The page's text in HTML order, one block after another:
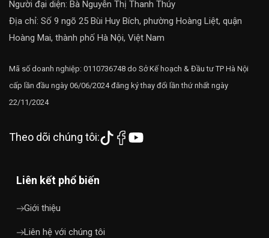
Người đại diện: Bà Nguyễn Thị Thanh Thúy
Địa chỉ: Số 9 ngõ 25 Bùi Huy Bích, phường Hoàng Liệt, quận
Hoàng Mai, thành phố Hà Nội, Việt Nam
Mã số doanh nghiệp: 0110736748 do Sở Kế hoạch & Đầu tư TP Hà Nội
cấp lần đầu ngày 06/06/2024 đăng ký thay đổi lần thứ nhất ngày
22/11/2024
Theo dõi chúng tôi:
Liên kết phổ biến
Giới thiệu
Liên hệ với chúng tôi